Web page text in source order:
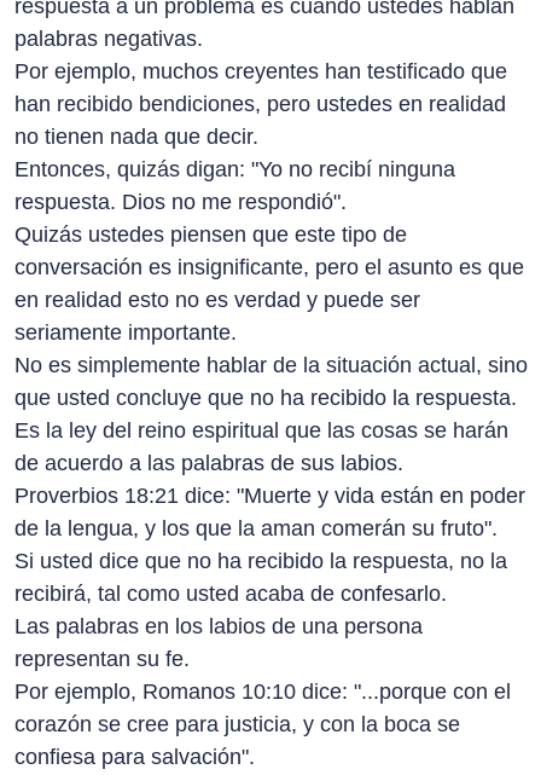
respuesta a un problema es cuando ustedes hablan
palabras negativas.
Por ejemplo, muchos creyentes han testificado que
han recibido bendiciones, pero ustedes en realidad
no tienen nada que decir.
Entonces, quizás digan: "Yo no recibí ninguna
respuesta. Dios no me respondió".
Quizás ustedes piensen que este tipo de
conversación es insignificante, pero el asunto es que
en realidad esto no es verdad y puede ser
seriamente importante.
No es simplemente hablar de la situación actual, sino
que usted concluye que no ha recibido la respuesta.
Es la ley del reino espiritual que las cosas se harán
de acuerdo a las palabras de sus labios.
Proverbios 18:21 dice: "Muerte y vida están en poder
de la lengua, y los que la aman comerán su fruto".
Si usted dice que no ha recibido la respuesta, no la
recibirá, tal como usted acaba de confesarlo.
Las palabras en los labios de una persona
representan su fe.
Por ejemplo, Romanos 10:10 dice: "...porque con el
corazón se cree para justicia, y con la boca se
confiesa para salvación".